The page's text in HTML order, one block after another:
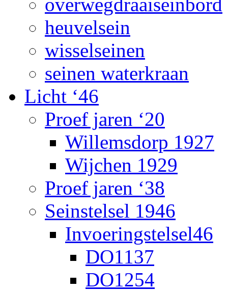
heuvelsein
wisselseinen
seinen waterkraan
Licht ‘46
Proef jaren ‘20
Willemsdorp 1927
Wijchen 1929
Proef jaren ‘38
Seinstelsel 1946
Invoeringstelsel46
DO1137
DO1254